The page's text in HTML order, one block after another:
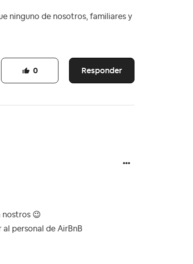
ninguno de nosotros, familiares y
Responder
0
nostros 😉
personal de AirBnB